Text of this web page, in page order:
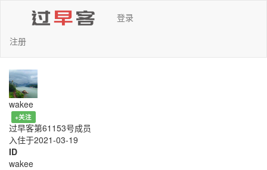
登录
注册
wakee
+关注
过早客第61153号成员
入住于2021-03-19
ID
wakee